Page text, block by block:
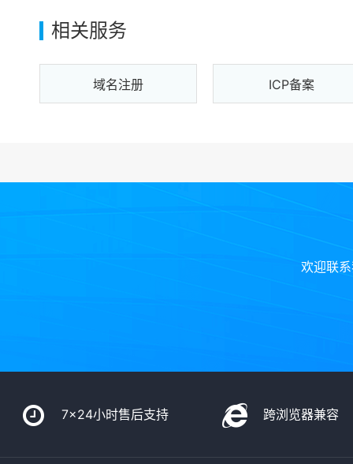
相关服务
域名注册 ICP备案
欢迎联
7x24小时售后支持 跨浏览器兼容